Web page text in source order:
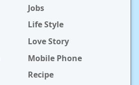
Jobs
Life Style
Love Story
Mobile Phone
Recipe